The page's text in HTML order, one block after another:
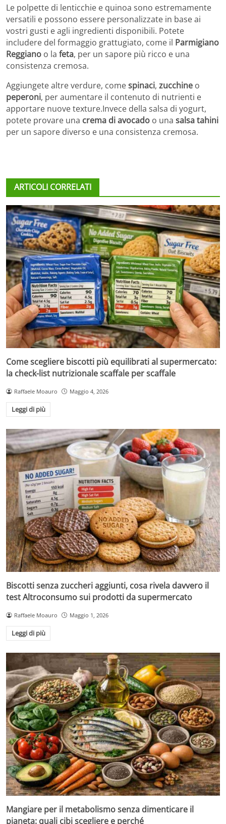
Le polpette di lenticchie e quinoa sono estremamente
versatili e possono essere personalizzate in base ai
vostri gusti e agli ingredienti disponibili. Potete
includere del formaggio grattugiato, come il Parmigiano
Reggiano o la feta, per un sapore più ricco e una
consistenza cremosa.
Aggiungete altre verdure, comespinaci, zucchine o
peperoni, per aumentare il contenuto di nutrienti e
apportare nuove texture.Invece della salsa di yogurt,
potete provare una crema di avocado o una salsa tahini
per un sapore diverso e una consistenza cremosa.
ARTICOLI CORRELATI
Come scegliere biscotti più equilibrati al supermercato:
la check-list nutrizionale scaffale per scaffale
Raffaele Moauro Maggio 4, 2026
Leggi di più
Biscotti senza zuccheri aggiunti, cosa rivela davvero il
test Altroconsumo sui prodotti da supermercato
Raffaele Moauro Maggio 1, 2026
Leggi di più
Mangiare per il metabolismo senza dimenticare il
pianeta: quali cibi scegliere e perché